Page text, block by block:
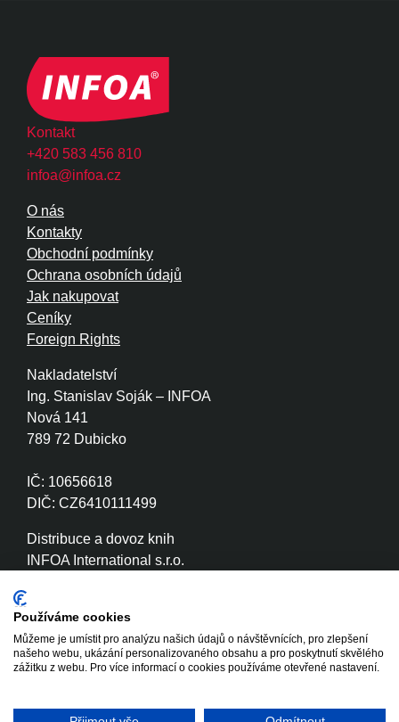
Kontakt
+420 583 456 810
infoa@infoa.cz
Nakladatelství
Ing. Stanislav Soják – INFOA
Nová 141
789 72 Dubicko
IČ: 10656618
DIČ: CZ6410111499
Distribuce a dovoz knih
INFOA International s.r.o.
IČ: 26870886
DIČ: CZ26870886
O nás
Kontakty
Obchodní podmínky
Ochrana osobních údajů
Jak nakupovat
Ceníky
Foreign Rights
Používáme cookies
Můžeme je umístit pro analýzu našich údajů o návštěvnících, pro zlepšení
našeho webu, ukázání personalizovaného obsahu a pro poskytnutí skvělého
zážitku z webu. Pro více informací o cookies používáme otevřené nastavení.